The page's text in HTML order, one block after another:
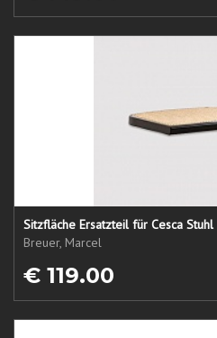
Sitzfläche Ersatzteil für Cesca Stuhl
Breuer, Marcel
€ 119.00